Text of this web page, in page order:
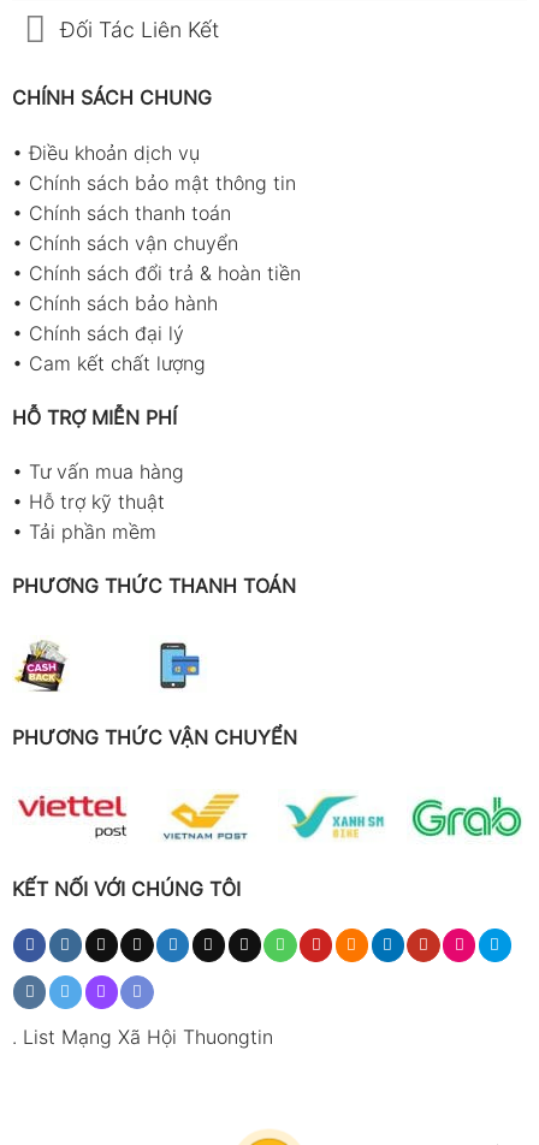
Đối Tác Liên Kết
CHÍNH SÁCH CHUNG
•Điều khoản dịch vụ
• Chính sách bảo mật thông tin
• Chính sách thanh toán
• Chính sách vận chuyển
• Chính sách đổi trả & hoàn tiền
• Chính sách bảo hành
• Chính sách đại lý
• Cam kết chất lượng
HỖ TRỢ MIỄN PHÍ
• Tư vấn mua hàng
• Hỗ trợ kỹ thuật
• Tải phần mềm
PHƯƠNG THỨC THANH TOÁN
PHƯƠNG THỨC VẬN CHUYỂN
KẾT NỐI VỚI CHÚNG TÔI
. List Mạng Xã Hội Thuongtin